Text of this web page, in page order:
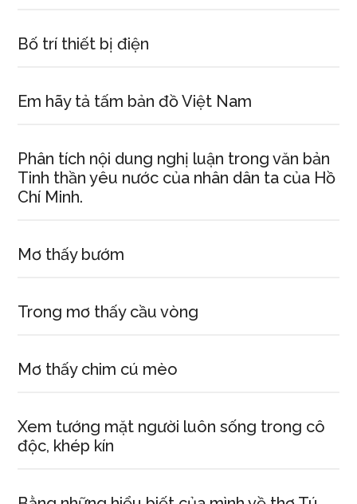
Bố trí thiết bị điện
Em hãy tả tấm bản đồ Việt Nam
Phân tích nội dung nghị luận trong văn bản
Tinh thần yêu nước của nhân dân ta của Hồ
Chí Minh.
Mơ thấy bướm
Trong mơ thấy cầu vòng
Mơ thấy chim cú mèo
Xem tướng mặt người luôn sống trong cô
độc, khép kín